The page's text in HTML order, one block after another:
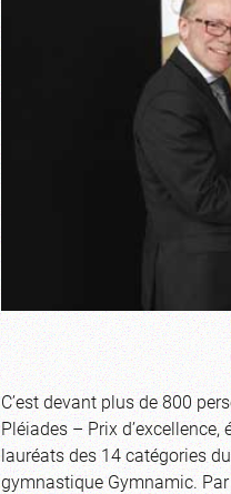
C’est devant plus de 800
Pléiades – Prix
lauréats des 14 catégories
gymnastique Gymnamic.